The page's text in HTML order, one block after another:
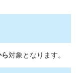
対象となります。​